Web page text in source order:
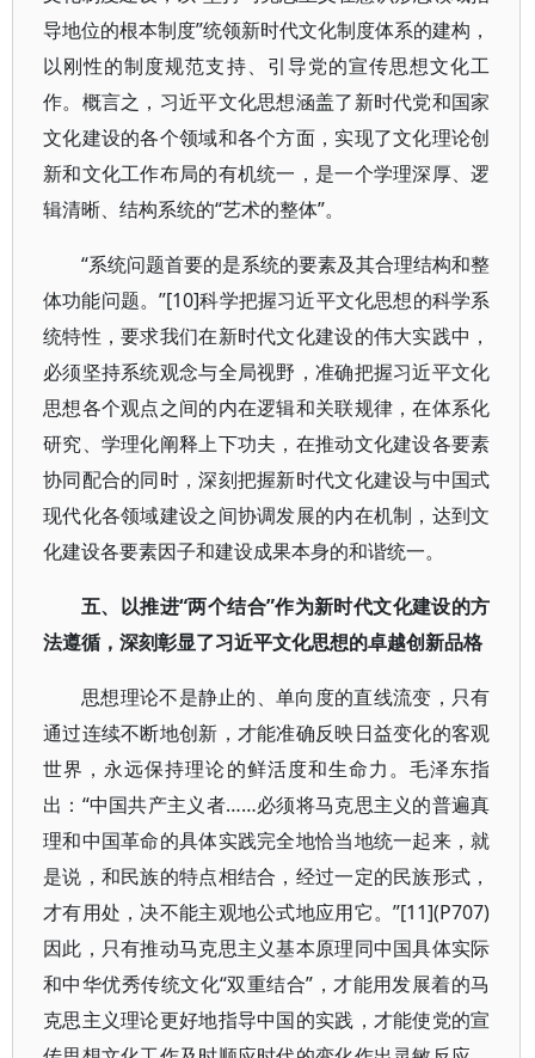
导地位的根本制度”统领新时代文化制度体系的建构，
以刚性的制度规范支持、引导党的宣传思想文化工
作。概言之，习近平文化思想涵盖了新时代党和国家
文化建设的各个领域和各个方面，实现了文化理论创
新和文化工作布局的有机统一，是一个学理深厚、逻
辑清晰、结构系统的“艺术的整体”。
“系统问题首要的是系统的要素及其合理结构和整
体功能问题。”[10]科学把握习近平文化思想的科学系
统特性，要求我们在新时代文化建设的伟大实践中，
必须坚持系统观念与全局视野，准确把握习近平文化
思想各个观点之间的内在逻辑和关联规律，在体系化
研究、学理化阐释上下功夫，在推动文化建设各要素
协同配合的同时，深刻把握新时代文化建设与中国式
现代化各领域建设之间协调发展的内在机制，达到文
化建设各要素因子和建设成果本身的和谐统一。
五、以推进“两个结合”作为新时代文化建设的方
法遵循，深刻彰显了习近平文化思想的卓越创新品格
思想理论不是静止的、单向度的直线流变，只有
通过连续不断地创新，才能准确反映日益变化的客观
世界，永远保持理论的鲜活度和生命力。毛泽东指
出：“中国共产主义者……必须将马克思主义的普遍真
理和中国革命的具体实践完全地恰当地统一起来，就
是说，和民族的特点相结合，经过一定的民族形式，
才有用处，决不能主观地公式地应用它。”[11](P707)
因此，只有推动马克思主义基本原理同中国具体实际
和中华优秀传统文化“双重结合”，才能用发展着的马
克思主义理论更好地指导中国的实践，才能使党的宣